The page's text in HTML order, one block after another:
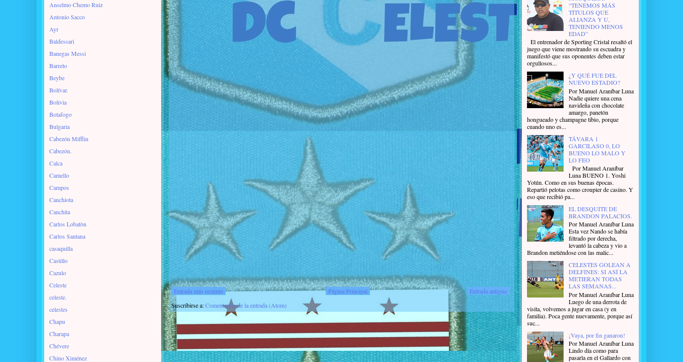
Entrada más reciente Entrada antigua
Página Principal
Suscribirse a:Comentarios de la entrada (Atom)
Anselmo Chemo Ruiz
Antonio Sacco
Ayr
Baldessari
Banegas Messi
Barreto
Beybe
Bolívar.
Bolivia
Botafogo
Bulgaria
Cabezón Mifflin
Cabezón.
Calca
Camello
Campos
Canchiota
Canchita
Carlos Lobatòn
Carlos Santana
casaquilla
Castillo
Cazulo
Celeste
celeste.
celestes
Chapu
Charapa
Chévere
Chino Ximénez
“TENEMOS MÁS
TÍTULOS QUE
ALIANZA Y U,
TENIENDO MENOS
EDAD”
El entrenador de Sporting Cristal resaltó el
juego que viene mostrando su escuadra y
manifestó que sus oponentes deben estar
orgullosos...
¿Y QUÉ FUE DEL
NUEVO ESTADIO?
Por Manuel Araníbar Luna
Nadie quiere una cena
navideña con chocolate
amargo, panetón
hongueado y champagne tibio, porque
cuando uno es...
TÁVARA 1
GARCILASO 0, LO
BUENO LO MALO Y
LO FEO
Por Manuel Araníbar
Luna BUENO 1. Yoshi
Yotún. Como en sus buenas épocas.
Repartió pelotas como croupier de casino. Y
eso que recibió pa...
EL DESQUITE DE
BRANDON PALACIOS.
Por Manuel Araníbar Luna
Esta vez Nando se había
filtrado por derecha,
levantó la cabeza y vio a
Brandon metiéndose con las malic...
CELESTES GOLEAN A
DELFINES: SI ASÍ LA
METIERAN TODAS
LAS SEMANAS...
Por Manuel Araníbar Luna
Luego de una derrota de
visita, volvemos a jugar en casa (y en
familia). Poca gente nuevamente, porque así
suc...
¡Vaya, por fin ganaron!
Por Manuel Araníbar Luna
Lindo día como para
pasarla en el Gallardo con